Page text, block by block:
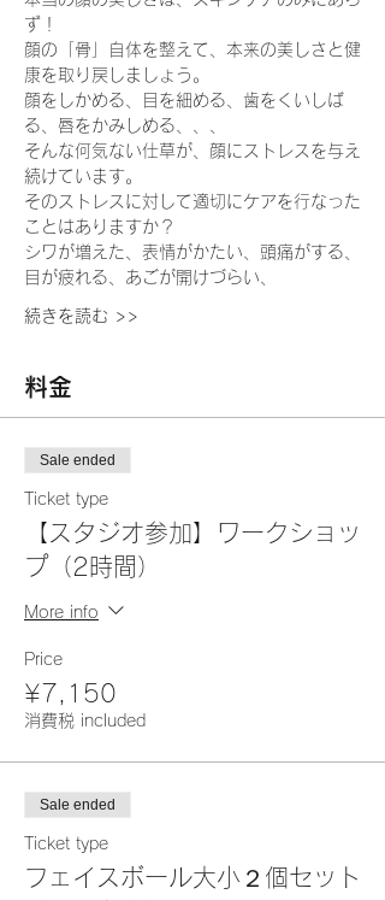
ず！
顔の「骨」自体を整えて、本来の美しさと健
康を取り戻しましょう。
顔をしかめる、目を細める、歯をくいしば
る、唇をかみしめる、、、
そんな何気ない仕草が、顔にストレスを与え
続けています。
そのストレスに対して適切にケアを行なった
ことはありますか？
シワが増えた、表情がかたい、頭痛がする、
目が疲れる、あごが開けづらい、
続きを読む >>
料金
Sale ended
Ticket type
【スタジオ参加】ワークショッ
プ（2時間）
More info
Price
¥7,150
消費税 included
Sale ended
Ticket type
フェイスボール大小２個セット